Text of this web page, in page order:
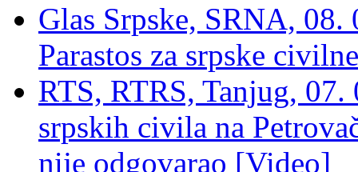
Glas Srpske, SRNA,
Parastos za srpske
RTS, RTRS, Tanjug,
srpskih civila na
nije odgovarao [Video]